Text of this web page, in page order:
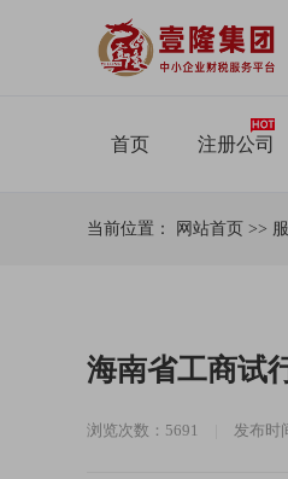
首页 注册公司
当前位置： 网站首页 >>
海南省工商试
浏览次数：5691 发布时